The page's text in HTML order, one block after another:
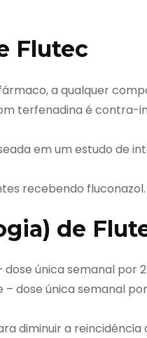
Flutec
a qualquer
terfenadina é contra-
em um estudo de
recebendo fluconazol.
de
única semanal por
dose única semanal
diminuir a